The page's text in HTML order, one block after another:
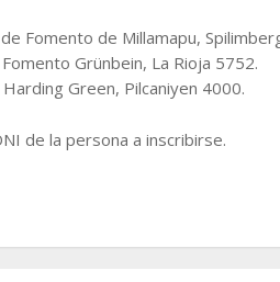
Fomento de Millamapu,
Grünbein, La Rioja 5752.
Green, Pilcaniyen 4000.
de la persona a inscribirse.